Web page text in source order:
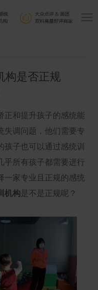
构是否正规
和提升孩子的感统能
失调问题，他们需要专
子也可以通过感统训
乎所有孩子都需要进行
一家专业且正规的感统
机构 是不是正规呢？